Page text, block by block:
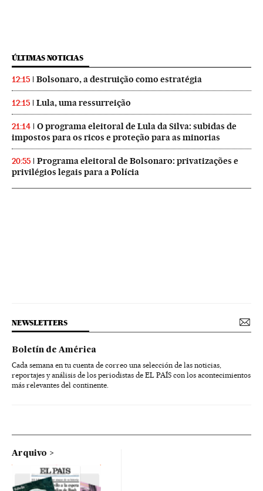
ÚLTIMAS NOTICIAS
12:15 Bolsonaro, a destruição como estratégia
12:15 Lula, uma ressurreição
21:14
O programa eleitoral de Lula da Silva: subidas de
impostos para os ricos e proteção para as minorias
20:55
Programa eleitoral de Bolsonaro: privatizações e
privilégios legais para a Polícia
NEWSLETTERS
Boletín de América
Cada semana en tu cuenta de correo una selección de las noticias,
reportajes y análisis de los periodistas de EL PAÍS con los acontecimientos
más relevantes del continente.
Arquivo